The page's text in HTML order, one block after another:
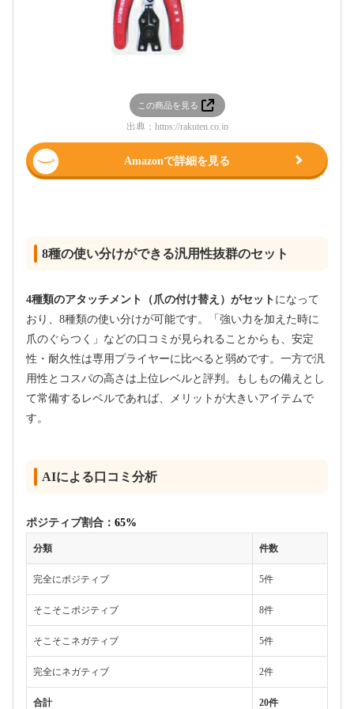
この商品を見る
出典： https://rakuten.co.jp
Amazonで詳細を見る
8種の使い分けができる汎用性抜群のセット
4種類のアタッチメント（爪の付け替え）がセット になって
おり、8種類の使い分けが可能です。「強い力を加えた時に
爪のぐらつく」などの口コミが見られることからも、安定
性・耐久性は専用プライヤーに比べると弱めです。一方で汎
用性とコスパの高さは上位レベルと評判。もしもの備えとし
て常備するレベルであれば、メリットが大きいアイテムで
す。
AIによる口コミ分析
ポジティブ割合： 65%
分類 件数
完全にポジティブ 5件
そこそこポジティブ 8件
そこそこネガティブ 5件
完全にネガティブ 2件
合計 20件